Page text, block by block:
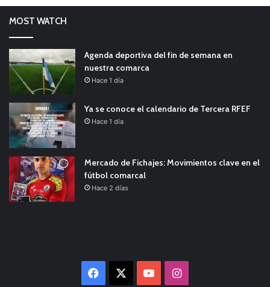
MOST WATCH
Agenda deportiva del fin de semana en
nuestra comarca
Hace 1 día
Ya se conoce el calendario de Tercera RFEF
Hace 1 día
Mercado de Fichajes: Movimientos clave en el
fútbol comarcal
Hace 2 días
Facebook YouTubeInstagram